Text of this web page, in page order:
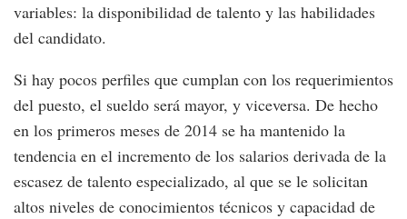
variables: la disponibilidad de talento y las habilidades
del candidato.
Si hay pocos perfiles que cumplan con los requerimientos
del puesto, el sueldo será mayor, y viceversa. De hecho
en los primeros meses de 2014 se ha mantenido la
tendencia en el incremento de los salarios derivada de la
escasez de talento especializado, al que se le solicitan
altos niveles de conocimientos técnicos y capacidad de